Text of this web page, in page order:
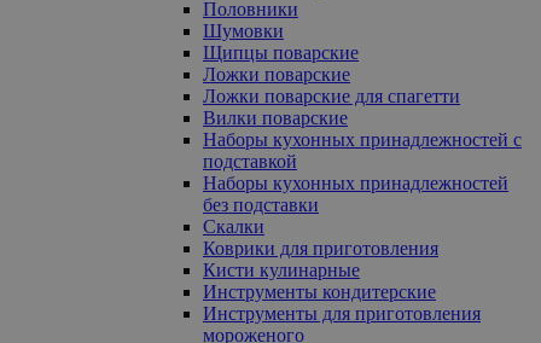
Половники
Шумовки
Щипцы поварские
Ложки поварские
Ложки поварские для спагетти
Вилки поварские
Наборы кухонных принадлежностей с
подставкой
Наборы кухонных принадлежностей
без подставки
Скалки
Коврики для приготовления
Кисти кулинарные
Инструменты кондитерские
Инструменты для приготовления
мороженого